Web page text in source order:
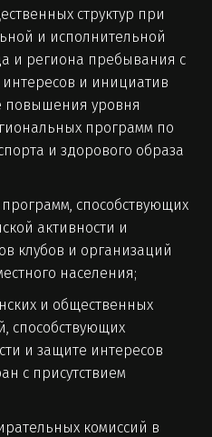
структур при
и исполнительной
и региона пребывания с
и инициатив
повышения уровня
программ по
и здорового образа
способствующих
активности и
клубов и организаций
населения;
и общественных
способствующих
и защите интересов
с присутствием
комиссий в